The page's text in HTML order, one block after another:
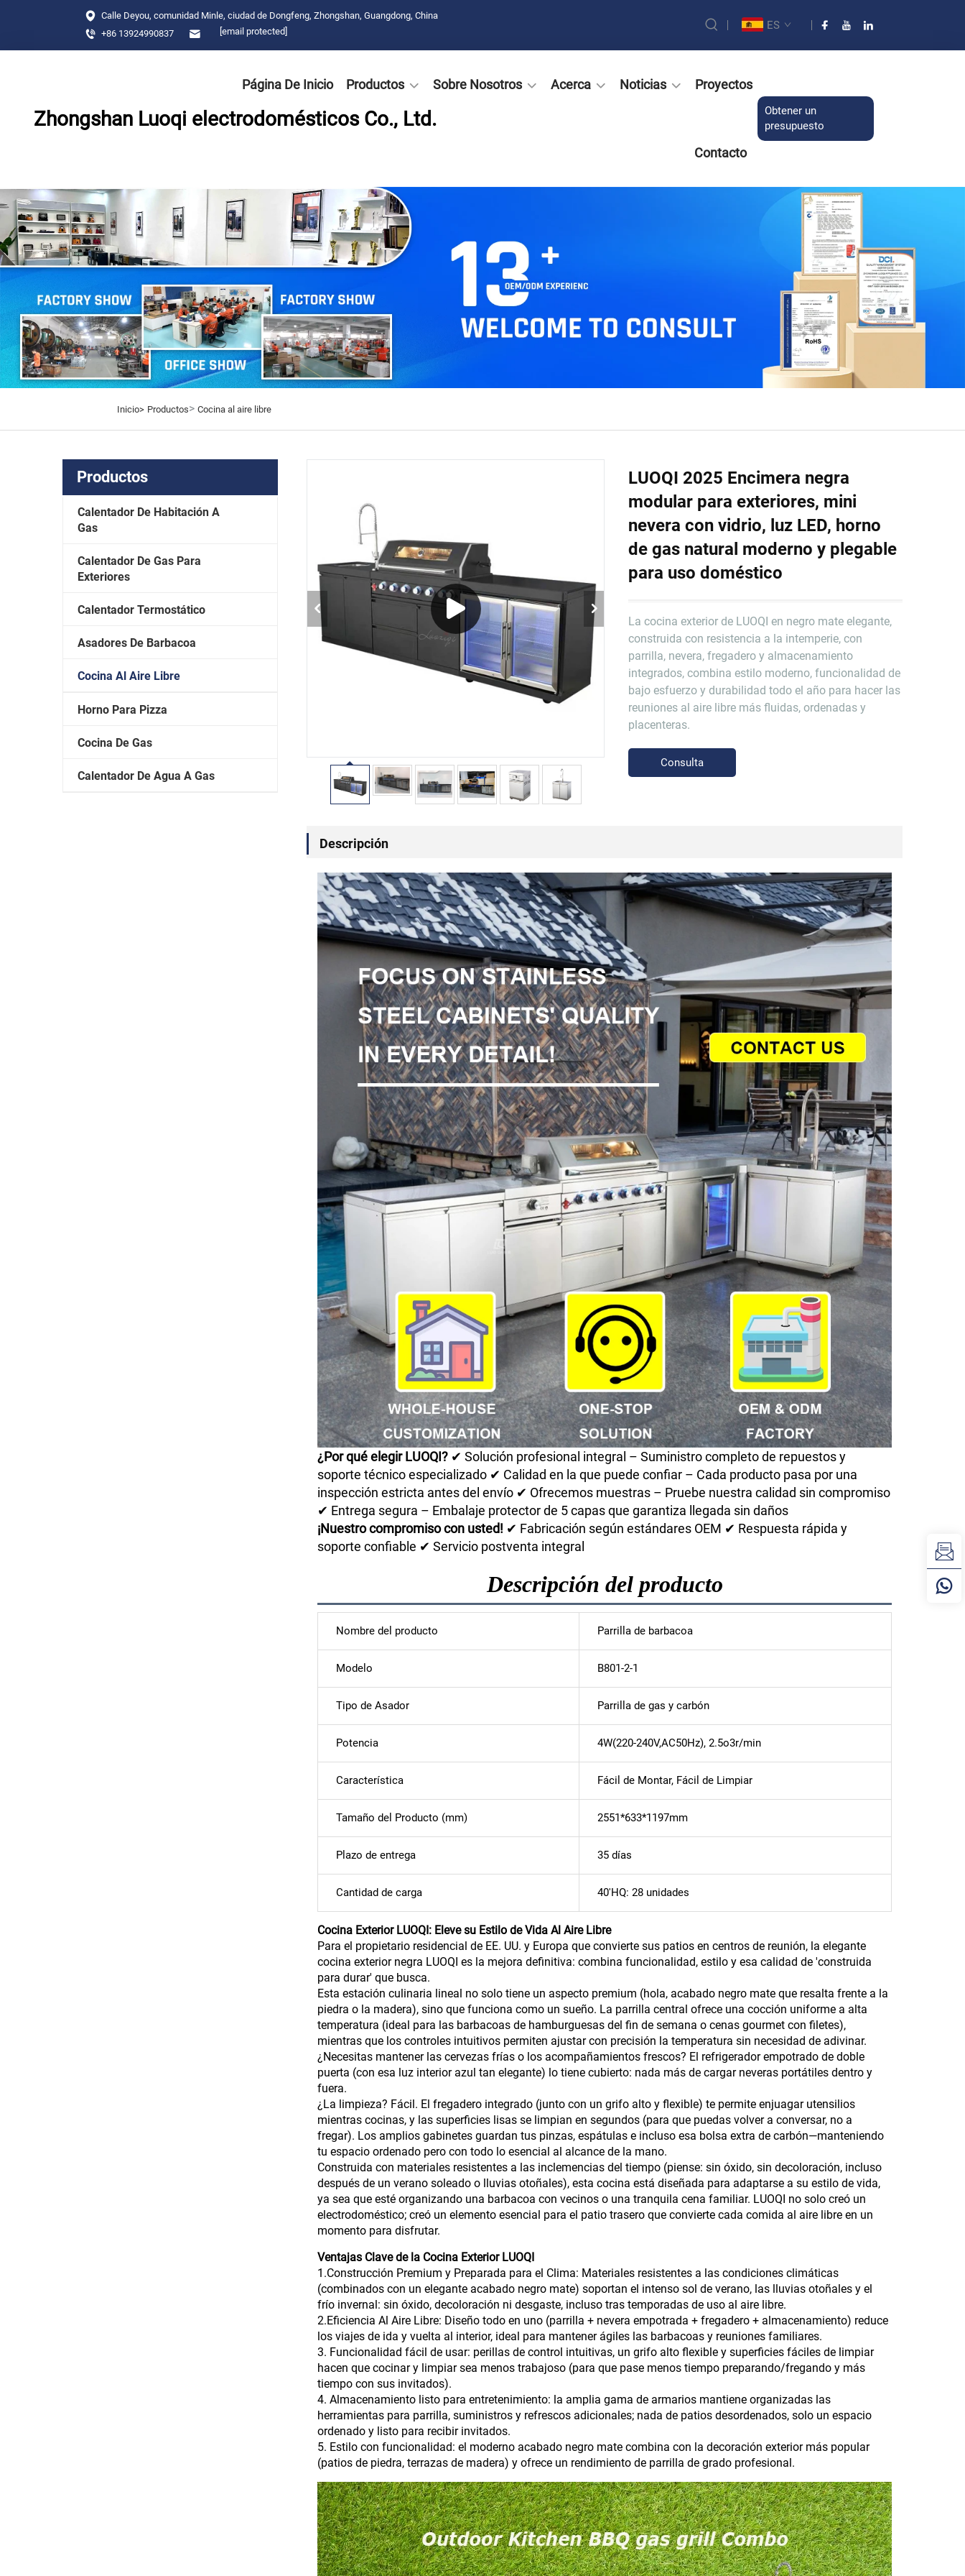
Calle Deyou, comunidad Minle, ciudad de Dongfeng, Zhongshan, Guangdong, China
+86 13924990837
[email protected] ES
Zhongshan Luoqi electrodomésticos Co., Ltd.
Página De Inicio Productos Sobre Nosotros Acerca Noticias Proyectos
Contacto
Obtener un
presupuesto
Inicio> Productos> Cocina al aire libre
Productos
Calentador De Habitación A
Gas
Calentador De Gas Para
Exteriores
Calentador Termostático
Asadores De Barbacoa
Cocina Al Aire Libre
Horno Para Pizza
Cocina De Gas
Calentador De Agua A Gas
LUOQI 2025 Encimera negra
modular para exteriores, mini
nevera con vidrio, luz LED, horno
de gas natural moderno y plegable
para uso doméstico
La cocina exterior de LUOQI en negro mate elegante,
construida con resistencia a la intemperie, con
parrilla, nevera, fregadero y almacenamiento
integrados, combina estilo moderno, funcionalidad de
bajo esfuerzo y durabilidad todo el año para hacer las
reuniones al aire libre más fluidas, ordenadas y
placenteras.
Consulta
Descripción
¿Por qué elegir LUOQI? ✔ Solución profesional integral – Suministro completo de repuestos y
soporte técnico especializado ✔ Calidad en la que puede confiar – Cada producto pasa por una
inspección estricta antes del envío ✔ Ofrecemos muestras – Pruebe nuestra calidad sin compromiso
✔ Entrega segura – Embalaje protector de 5 capas que garantiza llegada sin daños
¡Nuestro compromiso con usted! ✔ Fabricación según estándares OEM ✔ Respuesta rápida y
soporte confiable ✔ Servicio postventa integral
Descripción del producto
Nombre del producto Parrilla de barbacoa
Modelo B801-2-1
Tipo de Asador Parrilla de gas y carbón
Potencia 4W(220-240V,AC50Hz), 2.5o3r/min
Característica Fácil de Montar, Fácil de Limpiar
Tamaño del Producto (mm) 2551*633*1197mm
Plazo de entrega 35 días
Cantidad de carga 40'HQ: 28 unidades
Cocina Exterior LUOQI: Eleve su Estilo de Vida Al Aire Libre
Para el propietario residencial de EE. UU. y Europa que convierte sus patios en centros de reunión, la elegante
cocina exterior negra LUOQI es la mejora definitiva: combina funcionalidad, estilo y esa calidad de 'construida
para durar' que busca.
Esta estación culinaria lineal no solo tiene un aspecto premium (hola, acabado negro mate que resalta frente a la
piedra o la madera), sino que funciona como un sueño. La parrilla central ofrece una cocción uniforme a alta
temperatura (ideal para las barbacoas de hamburguesas del fin de semana o cenas gourmet con filetes),
mientras que los controles intuitivos permiten ajustar con precisión la temperatura sin necesidad de adivinar.
¿Necesitas mantener las cervezas frías o los acompañamientos frescos? El refrigerador empotrado de doble
puerta (con esa luz interior azul tan elegante) lo tiene cubierto: nada más de cargar neveras portátiles dentro y
fuera.
¿La limpieza? Fácil. El fregadero integrado (junto con un grifo alto y flexible) te permite enjuagar utensilios
mientras cocinas, y las superficies lisas se limpian en segundos (para que puedas volver a conversar, no a
fregar). Los amplios gabinetes guardan tus pinzas, espátulas e incluso esa bolsa extra de carbón—manteniendo
tu espacio ordenado pero con todo lo esencial al alcance de la mano.
Construida con materiales resistentes a las inclemencias del tiempo (piense: sin óxido, sin decoloración, incluso
después de un verano soleado o lluvias otoñales), esta cocina está diseñada para adaptarse a su estilo de vida,
ya sea que esté organizando una barbacoa con vecinos o una tranquila cena familiar. LUOQI no solo creó un
electrodoméstico; creó un elemento esencial para el patio trasero que convierte cada comida al aire libre en un
momento para disfrutar.
Ventajas Clave de la Cocina Exterior LUOQI
1.Construcción Premium y Preparada para el Clima: Materiales resistentes a las condiciones climáticas
(combinados con un elegante acabado negro mate) soportan el intenso sol de verano, las lluvias otoñales y el
frío invernal: sin óxido, decoloración ni desgaste, incluso tras temporadas de uso al aire libre.
2.Eficiencia Al Aire Libre: Diseño todo en uno (parrilla + nevera empotrada + fregadero + almacenamiento) reduce
los viajes de ida y vuelta al interior, ideal para mantener ágiles las barbacoas y reuniones familiares.
3. Funcionalidad fácil de usar: perillas de control intuitivas, un grifo alto flexible y superficies fáciles de limpiar
hacen que cocinar y limpiar sea menos trabajoso (para que pase menos tiempo preparando/fregando y más
tiempo con sus invitados).
4. Almacenamiento listo para entretenimiento: la amplia gama de armarios mantiene organizadas las
herramientas para parrilla, suministros y refrescos adicionales; nada de patios desordenados, solo un espacio
ordenado y listo para recibir invitados.
5. Estilo con funcionalidad: el moderno acabado negro mate combina con la decoración exterior más popular
(patios de piedra, terrazas de madera) y ofrece un rendimiento de parrilla de grado profesional.